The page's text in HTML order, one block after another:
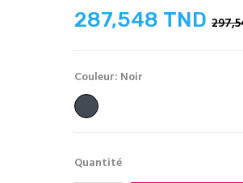
287,548 TND
Couleur: Noir
Noir
Quantité